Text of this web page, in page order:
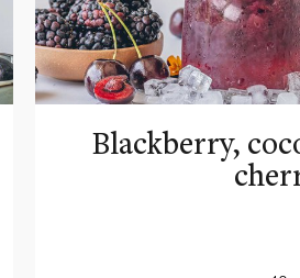
Blackberry,